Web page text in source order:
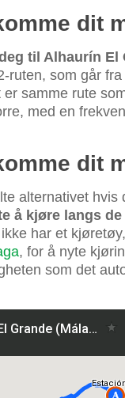
dit
til Alhaurín El
ruten, som går fra
er samme rute
med en
dit
alternativet hvis
å kjøre langs
har et
, for å nyte
som det